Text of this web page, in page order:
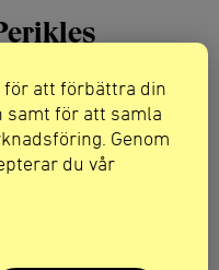
för att förbättra din
samt för att samla
Genom
du vår